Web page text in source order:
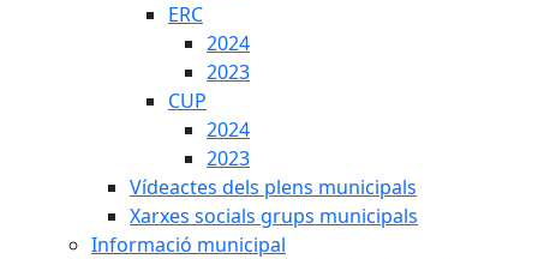
ERC
2024
2023
CUP
2024
2023
Vídeactes dels plens municipals
Xarxes socials grups municipals
Informació municipal